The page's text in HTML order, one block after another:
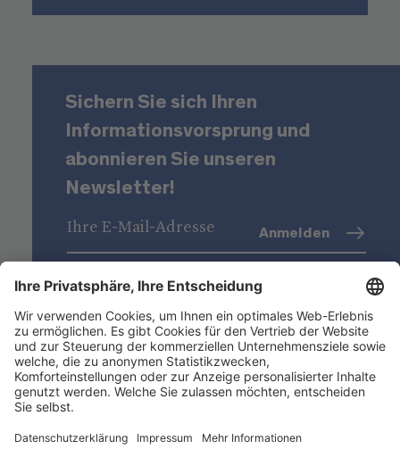
Sichern Sie sich Ihren
Informationsvorsprung und
abonnieren Sie unseren
Newsletter!
Datenschutz (Info)
Anmelden
Niederstätter AG
Standorte